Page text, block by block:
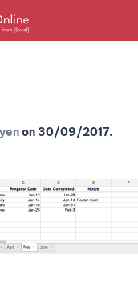
on 30/09/2017.